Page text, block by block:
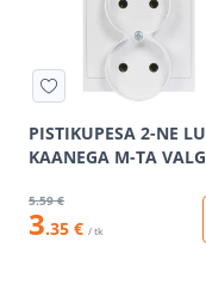
PISTIKUPESA 2-NE
KAANEGA M-TA
5.59 €
3.35 € / tk